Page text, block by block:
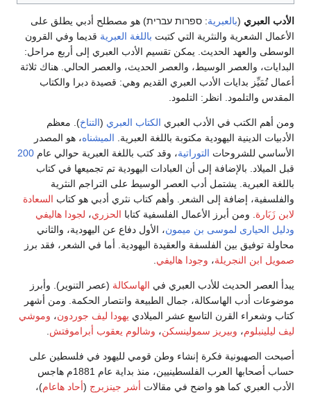
الأدب العبري (بالعبرية: ספרות עברית) هو مصطلح أدبي يطلق على
الأعمال الشعرية والنثرية التي كتبت باللغة العبرية قديما وفي القرون
الوسطى والعهد الحديث. يمكن تقسيم الأدب العبري إلى أربع مراحل:
البدايات، والعصر الوسيط، والعصر الحديث، والعصر الحالي. هناك ثلاثة
أعمال تُمَيِّز بدايات الأدب العبري القديم وهي: قصيدة دبرا والكتاب
المقدس والتلمود. انظر: التلمود.
ومن أهم الكتب في الأدب العبري الكتاب العبري (التناخ). معظم
الأدبيات الدينية اليهودية مكتوبة باللغة العبرية. الميشناه، هو المصدر
الأساسي للشروحات التوراتية، وقد كتب باللغة العبرية حوالي عام 200
قبل الميلاد. بالإضافة إلى أن العبادات اليهودية تم تجميعها في كتاب
باللغة العبرية. يشتمل أدب العصر الوسيط على التراجم النثرية
والفلسفية، إضافة إلى الشعر. وأهم كتاب نثري أدبي هو كتاب السعادة
لابن زَبَارة . ومن أبرز الأعمال الفلسفية كتابا الحزري، لجودا هاليفي
ودليل الحيارى لموسى بن ميمون، الأول دفاع عن اليهودية، والثاني
محاولة توفيق بين الفلسفة والعقيدة اليهودية. أما في الشعر، فقد برز
صمويل ابن النجريلة، وجودا هاليفي
يبدأ العصر الحديث للأدب العبري في الهاسكالة (عصر التنوير). وأبرز
موضوعات أدب الهاسكالة، جمال الطبيعة وانتصار الحكمة. ومن أشهر
كتاب وشعراء القرن التاسع عشر الميلادي يهودا ليف جوردون، وموشي
ليف ليلينبلوم، وبيريز سمولينسكن، وشالوم يعقوب أبراموفتش
أصبحت الصهيونية فكرة إنشاء وطن قومي لليهود في فلسطين على
حساب أصحابها العرب الفلسطينيين، منذ بداية عام 1881م هاجس
الأدب العبري كما هو واضح في مقالات أشر جينزبرج (أحاد هاعام)،